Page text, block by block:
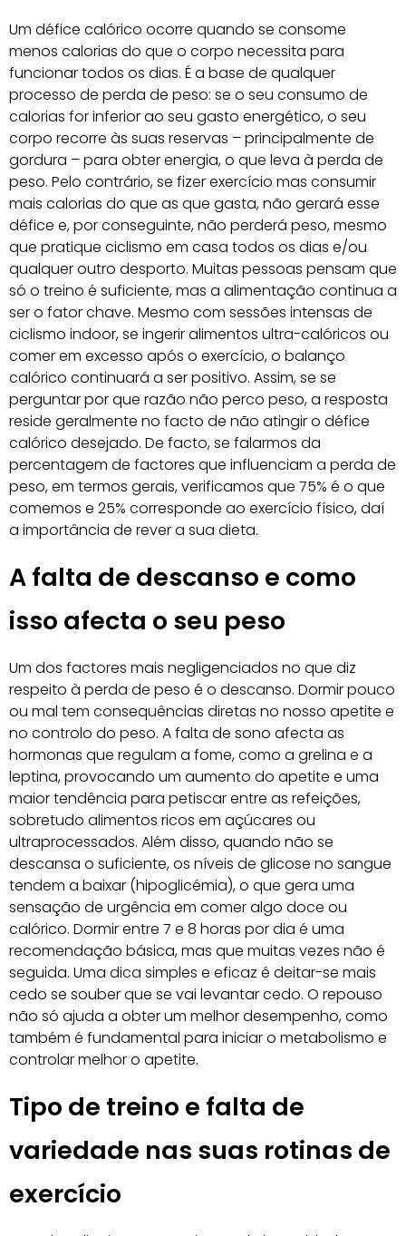
Um défice calórico ocorre quando se consome
menos calorias do que o corpo necessita para
funcionar todos os dias. É a base de qualquer
processo de perda de peso: se o seu consumo de
calorias for inferior ao seu gasto energético, o seu
corpo recorre às suas reservas – principalmente de
gordura – para obter energia, o que leva à perda de
peso. Pelo contrário, se fizer exercício mas consumir
mais calorias do que as que gasta, não gerará esse
défice e, por conseguinte, não perderá peso, mesmo
que pratique ciclismo em casa todos os dias e/ou
qualquer outro desporto. Muitas pessoas pensam que
só o treino é suficiente, mas a alimentação continua a
ser o fator chave. Mesmo com sessões intensas de
ciclismo indoor, se ingerir alimentos ultra-calóricos ou
comer em excesso após o exercício, o balanço
calórico continuará a ser positivo. Assim, se se
perguntar por que razão não perco peso, a resposta
reside geralmente no facto de não atingir o défice
calórico desejado. De facto, se falarmos da
percentagem de factores que influenciam a perda de
peso, em termos gerais, verificamos que 75% é o que
comemos e 25% corresponde ao exercício físico, daí
a importância de rever a sua dieta.
A falta de descanso e como
isso afecta o seu peso
Um dos factores mais negligenciados no que diz
respeito à perda de peso é o descanso. Dormir pouco
ou mal tem consequências diretas no nosso apetite e
no controlo do peso. A falta de sono afecta as
hormonas que regulam a fome, como a grelina e a
leptina, provocando um aumento do apetite e uma
maior tendência para petiscar entre as refeições,
sobretudo alimentos ricos em açúcares ou
ultraprocessados. Além disso, quando não se
descansa o suficiente, os níveis de glicose no sangue
tendem a baixar (hipoglicémia), o que gera uma
sensação de urgência em comer algo doce ou
calórico. Dormir entre 7 e 8 horas por dia é uma
recomendação básica, mas que muitas vezes não é
seguida. Uma dica simples e eficaz é deitar-se mais
cedo se souber que se vai levantar cedo. O repouso
não só ajuda a obter um melhor desempenho, como
também é fundamental para iniciar o metabolismo e
controlar melhor o apetite.
Tipo de treino e falta de
variedade nas suas rotinas de
exercício